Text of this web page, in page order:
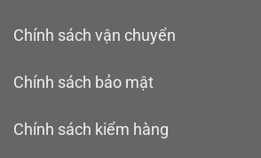
Chính sách vận chuyển
Chính sách bảo mật
Chính sách kiểm hàng